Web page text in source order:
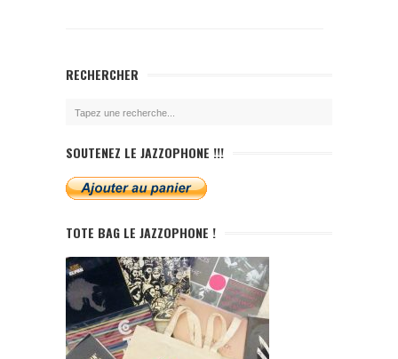
RECHERCHER
SOUTENEZ LE JAZZOPHONE !!!
TOTE BAG LE JAZZOPHONE !